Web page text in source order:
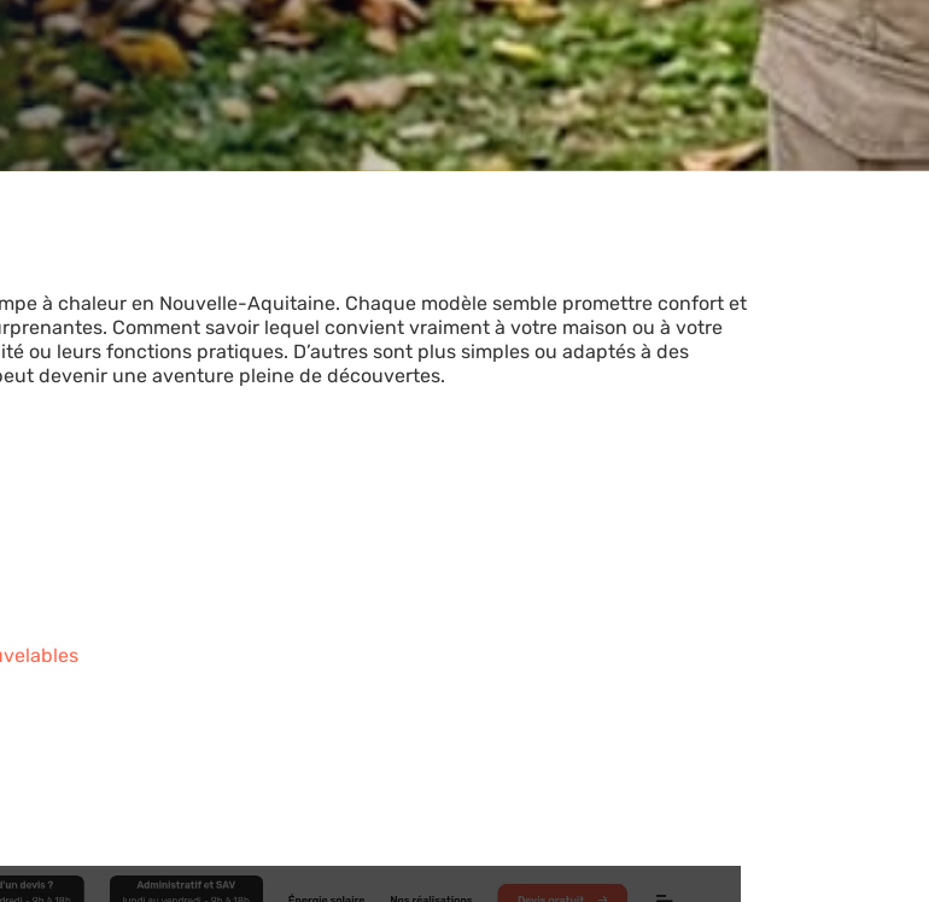
à chaleur en Nouvelle-Aquitaine. Chaque modèle semble promettre confort et
Comment savoir lequel convient vraiment à votre maison ou à votre
ou leurs fonctions pratiques. D’autres sont plus simples ou adaptés à des
devenir une aventure pleine de découvertes.